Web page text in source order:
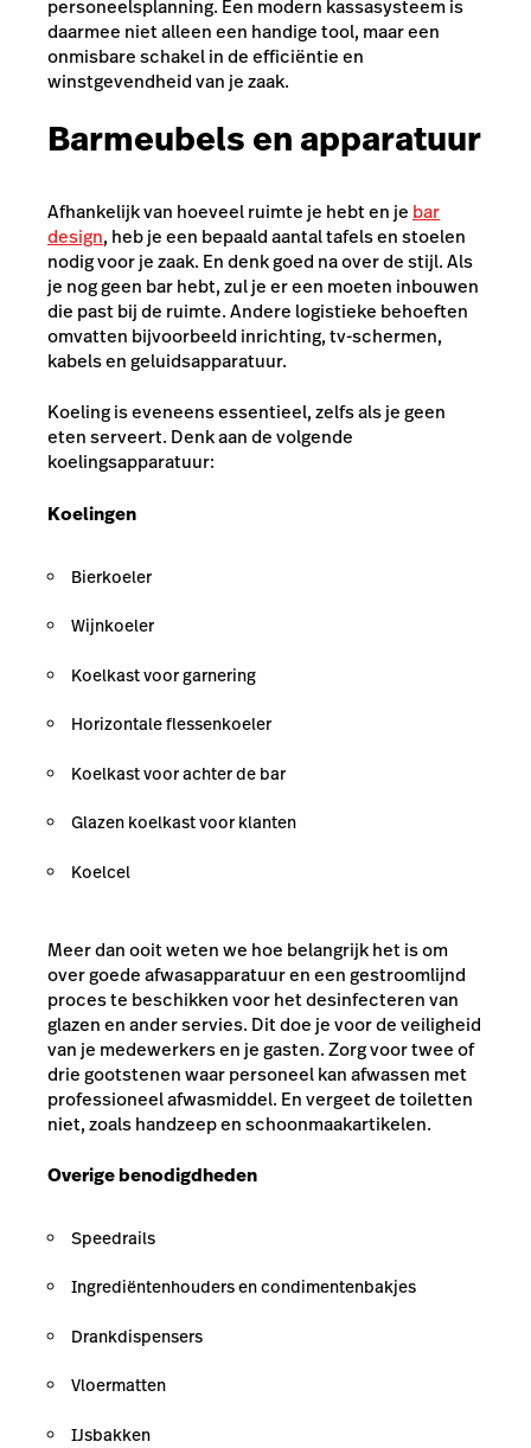
personeelsplanning. Een modern kassasysteem is
daarmee niet alleen een handige tool, maar een
onmisbare schakel in de efficiëntie en
winstgevendheid van je zaak.
Barmeubels en apparatuur
Afhankelijk van hoeveel ruimte je hebt en je bar
design, heb je een bepaald aantal tafels en stoelen
nodig voor je zaak. En denk goed na over de stijl. Als
je nog geen bar hebt, zul je er een moeten inbouwen
die past bij de ruimte. Andere logistieke behoeften
omvatten bijvoorbeeld inrichting, tv-schermen,
kabels en geluidsapparatuur.
Koeling is eveneens essentieel, zelfs als je geen
eten serveert. Denk aan de volgende
koelingsapparatuur:
Koelingen
Bierkoeler
Wijnkoeler
Koelkast voor garnering
Horizontale flessenkoeler
Koelkast voor achter de bar
Glazen koelkast voor klanten
Koelcel
Meer dan ooit weten we hoe belangrijk het is om
over goede afwasapparatuur en een gestroomlijnd
proces te beschikken voor het desinfecteren van
glazen en ander servies. Dit doe je voor de veiligheid
van je medewerkers en je gasten. Zorg voor twee of
drie gootstenen waar personeel kan afwassen met
professioneel afwasmiddel. En vergeet de toiletten
niet, zoals handzeep en schoonmaakartikelen.
Overige benodigdheden
Speedrails
Ingrediëntenhouders en condimentenbakjes
Drankdispensers
Vloermatten
IJsbakken